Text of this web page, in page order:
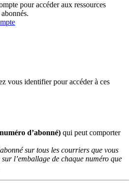
pour accéder aux ressources
vous identifier pour accéder à ces
d’abonné) qui peut comporter
sur tous les courriers que vous
l’emballage de chaque numéro que